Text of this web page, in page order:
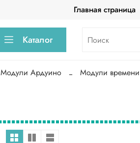
Главная страница
Каталог
Модули Ардуино Модули